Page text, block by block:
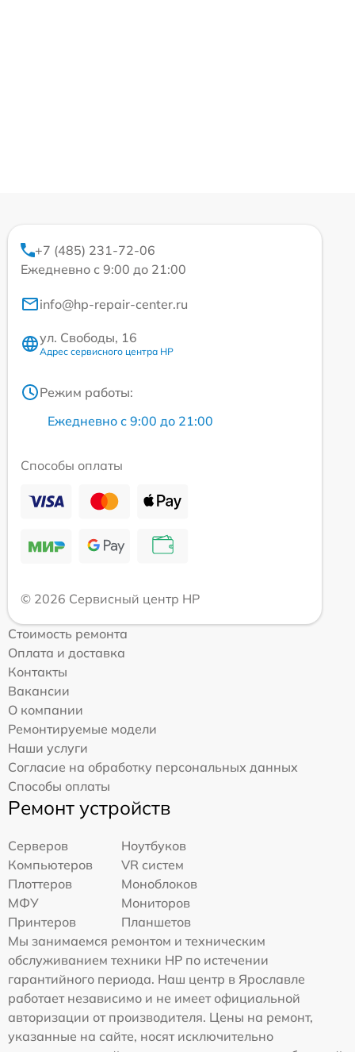
+7 (485) 231-72-06
Ежедневно с 9:00 до 21:00
info@hp-repair-center.ru
ул. Свободы, 16
Адрес сервисного центра HP
Режим работы:
Ежедневно с 9:00 до 21:00
Способы оплаты
© 2026 Сервисный центр HP
Стоимость ремонта
Оплата и доставка
Контакты
Вакансии
О компании
Ремонтируемые модели
Наши услуги
Согласие на обработку персональных данных
Способы оплаты
Ремонт устройств
Серверов
Ноутбуков
Компьютеров
VR систем
Плоттеров
Моноблоков
МФУ
Мониторов
Принтеров
Планшетов
Мы занимаемся ремонтом и техническим
обслуживанием техники HP по истечении
гарантийного периода. Наш центр в Ярославле
работает независимо и не имеет официальной
авторизации от производителя. Цены на ремонт,
указанные на сайте, носят исключительно